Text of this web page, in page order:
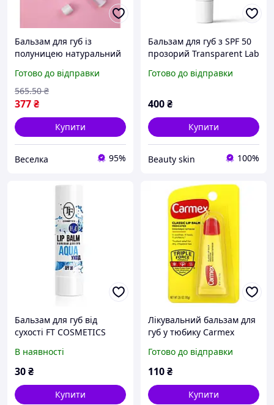
Бальзам для губ із
полуницею натуральний
догляду та захисту від
сухості та тріщин FLAME
Готово до відправки
377₴
565.50 ₴
Купити
Веселка 95%
Бальзам для губ з SPF 50
прозорий Transparent Lab
Готово до відправки
400₴
Купити
Beauty skin 100%
Бальзам для губ від
сухості FT COSMETICS
В наявності
30₴
Купити
Лікувальний бальзам для
губ у тюбику Carmex
Balm 10г
Готово до відправки
110₴
Купити